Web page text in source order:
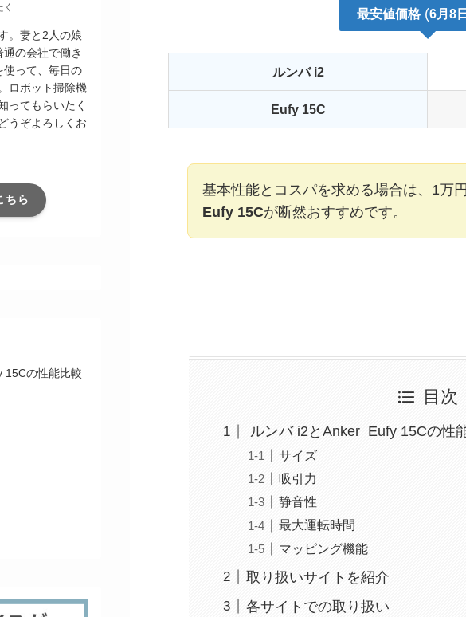
最安値価格 (6月8
ルンバi2
Eufy 15C
基本性能とコスパを求める場合は、1万
Eufy 15Cが断然おすすめです。
目次
ルンバ i2とAnker Eufy 15Cの性
サイズ
吸引力
静音性
最大運転時間
マッピング機能
取り扱いサイトを紹介
各サイトでの取り扱い
。妻と2人の娘
の会社で働き
使って、毎日の
ロボット掃除機
ってもらいたく
うぞよろしくお
ちら
15Cの性能比較